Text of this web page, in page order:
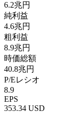
6.2兆円
純利益
4.6兆円
粗利益
8.9兆円
時価総額
40.8兆円
P/Eレシオ
8.9
EPS
353.34 USD